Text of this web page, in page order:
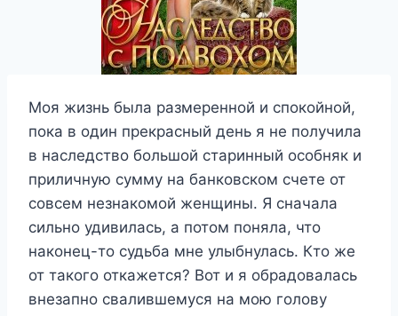
Моя жизнь была размеренной и спокойной,
пока в один прекрасный день я не получила
в наследство большой старинный особняк и
приличную сумму на банковском счете от
совсем незнакомой женщины. Я сначала
сильно удивилась, а потом поняла, что
наконец-то судьба мне улыбнулась. Кто же
от такого откажется? Вот и я обрадовалась
внезапно свалившемуся на мою голову